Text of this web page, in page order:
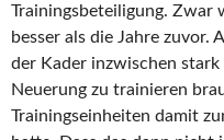
Trainingsbeteiligung. Zwar
besser als die Jahre zuvor.
der Kader inzwischen
Neuerung zu trainieren
Trainingseinheiten damit